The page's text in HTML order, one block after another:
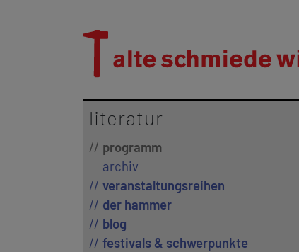
literatur
programm
archiv
veranstaltungsreihen
der hammer
blog
festivals & schwerpunkte